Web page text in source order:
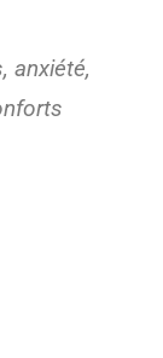
anxiété,